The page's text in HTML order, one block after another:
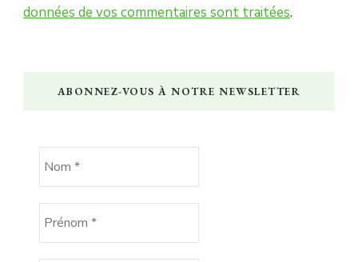
données de vos commentaires sont traitées.
ABONNEZ-VOUS À NOTRE NEWSLETTER